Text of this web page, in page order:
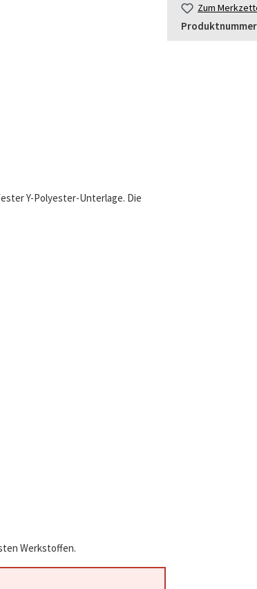
Zum
Y-Polyester-Unterlage. Die
Werkstoffen.